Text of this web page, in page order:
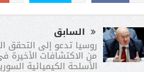
السابق
روسيا تدعو إلى التحقق
من الاكتشافات الأخيرة
الأسلحة الكيميائية